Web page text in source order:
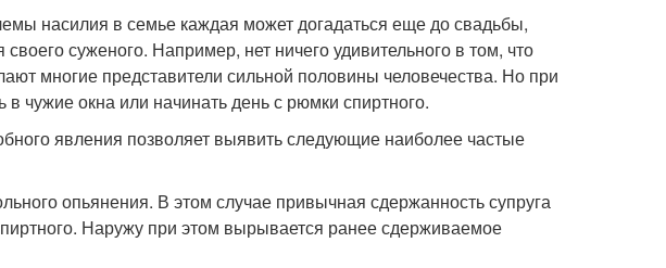
насилия в семье каждая может догадаться еще до свадьбы,
суженого. Например, нет ничего удивительного в том, что
многие представители сильной половины человечества. Но при
чужие окна или начинать день с рюмки спиртного.
явления позволяет выявить следующие наиболее частые
опьянения. В этом случае привычная сдержанность супруга
Наружу при этом вырывается ранее сдерживаемое